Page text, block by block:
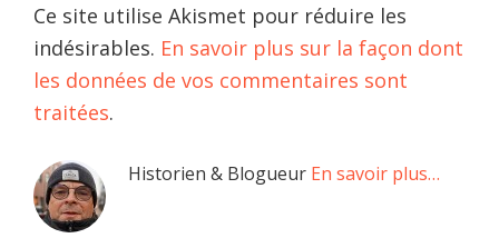
Ce site utilise Akismet pour réduire les
indésirables. En savoir plus sur la façon dont
les données de vos commentaires sont
traitées.
Barre
latérale
Historien & Blogueur En savoir plus…